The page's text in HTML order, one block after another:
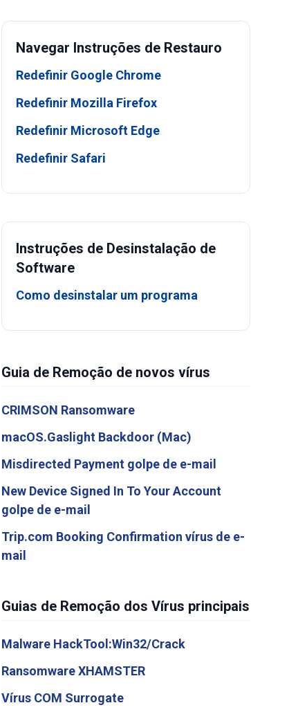
Navegar Instruções de Restauro
Redefinir Google Chrome
Redefinir Mozilla Firefox
Redefinir Microsoft Edge
Redefinir Safari
Instruções de Desinstalação de
Software
Como desinstalar um programa
Guia de Remoção de novos vírus
CRIMSON Ransomware
macOS.Gaslight Backdoor (Mac)
Misdirected Payment golpe de e-mail
New Device Signed In To Your Account
golpe de e-mail
Trip.com Booking Confirmation vírus de e-
mail
Guias de Remoção dos Vírus principais
Malware HackTool:Win32/Crack
Ransomware XHAMSTER
Vírus COM Surrogate